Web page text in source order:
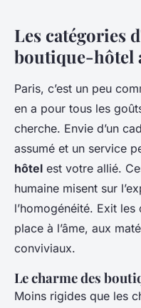
Les catégories
boutique-hôtel
Paris, c’est un peu
en a pour tous les
cherche. Envie d’un
assumé et un service
hôtel est votre allié.
humaine misent sur
l’homogénéité. Exit
place à l’âme, aux
conviviaux.
Le charme des
Moins rigides que les